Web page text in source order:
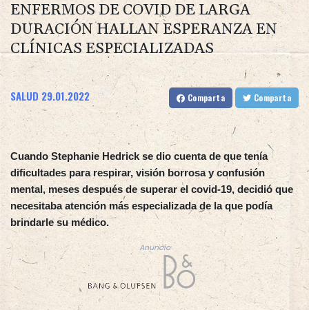
ENFERMOS DE COVID DE LARGA
DURACIÓN HALLAN ESPERANZA EN
CLÍNICAS ESPECIALIZADAS
SALUD 29.01.2022 Comparta Comparta
Cuando Stephanie Hedrick se dio cuenta de que tenía
dificultades para respirar, visión borrosa y confusión
mental, meses después de superar el covid-19, decidió que
necesitaba atención más especializada de la que podía
brindarle su médico.
Anuncio